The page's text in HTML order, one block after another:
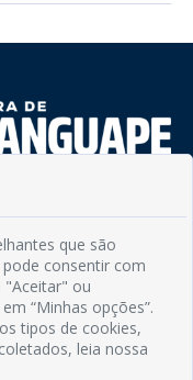
às 13h
que são
consentir com
"Aceitar" ou
“Minhas opções”.
tipos de cookies,
leia nossa